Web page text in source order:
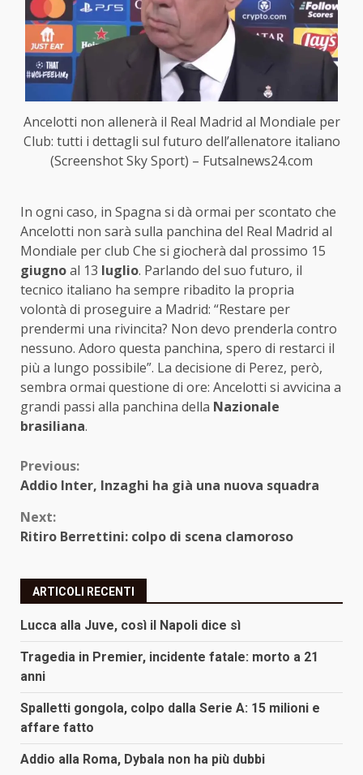
Ancelotti non allenerà il Real Madrid al Mondiale per
Club: tutti i dettagli sul futuro dell’allenatore italiano
(Screenshot Sky Sport) – Futsalnews24.com
In ogni caso, in Spagna si dà ormai per scontato che
Ancelotti non sarà sulla panchina del Real Madrid al
Mondiale per club Che si giocherà dal prossimo 15
giugnoal 13 luglio. Parlando del suo futuro, il
tecnico italiano ha sempre ribadito la propria
volontà di proseguire a Madrid: “Restare per
prendermi una rivincita? Non devo prenderla contro
nessuno. Adoro questa panchina, spero di restarci il
più a lungo possibile”. La decisione di Perez, però,
sembra ormai questione di ore: Ancelotti si avvicina a
grandi passi alla panchina della Nazionale
brasiliana.
Continue
Previous:
Addio Inter, Inzaghi ha già una nuova squadra
Next:
Ritiro Berrettini: colpo di scena clamoroso
ARTICOLI RECENTI
Lucca alla Juve, così il Napoli dice sì
Tragedia in Premier, incidente fatale: morto a 21
anni
Spalletti gongola, colpo dalla Serie A: 15 milioni e
affare fatto
Addio alla Roma, Dybala non ha più dubbi